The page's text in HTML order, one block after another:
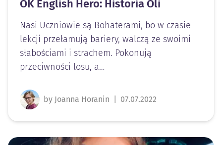
OK English Hero: Historia Oli
Nasi Uczniowie są Bohaterami, bo w czasie
lekcji przełamują bariery, walczą ze swoimi
słabościami i strachem. Pokonują
przeciwności losu, a…
by Joanna Horanin 07.07.2022